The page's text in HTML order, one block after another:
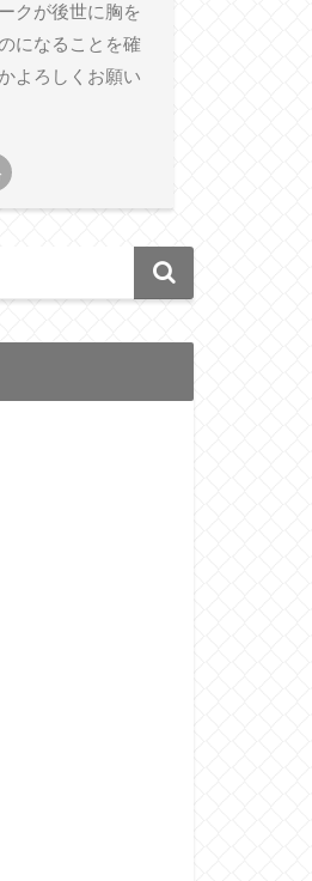
クが後世に胸を
になることを確
よろしくお願い